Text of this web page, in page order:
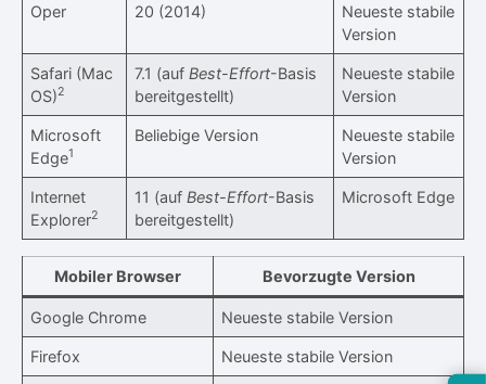
Oper 20 (2014)
Neueste stabile
Version
Safari (Mac
OS)2
7.1 (auf Best-Effort-Basis
bereitgestellt)
Neueste stabile
Version
Microsoft
Edge1
Beliebige Version
Neueste stabile
Version
Internet
Explorer2
11 (auf Best-Effort-Basis
bereitgestellt)
Microsoft Edge
Mobiler Browser Bevorzugte Version
Google Chrome Neueste stabile Version
Firefox Neueste stabile Version